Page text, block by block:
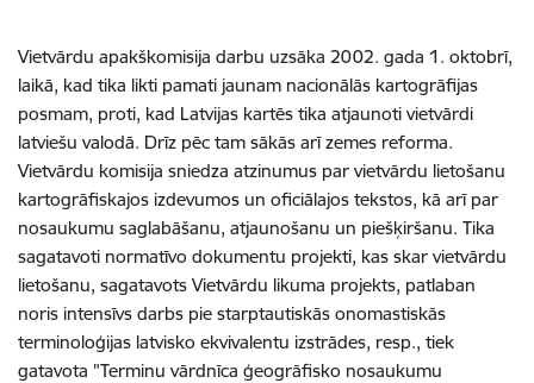
Vietvārdu apakškomisija darbu uzsāka 2002. gada 1. oktobrī,
laikā, kad tika likti pamati jaunam nacionālās kartogrāfijas
posmam, proti, kad Latvijas kartēs tika atjaunoti vietvārdi
latviešu valodā. Drīz pēc tam sākās arī zemes reforma.
Vietvārdu komisija sniedza atzinumus par vietvārdu lietošanu
kartogrāfiskajos izdevumos un oficiālajos tekstos, kā arī par
nosaukumu saglabāšanu, atjaunošanu un piešķiršanu. Tika
sagatavoti normatīvo dokumentu projekti, kas skar vietvārdu
lietošanu, sagatavots Vietvārdu likuma projekts, patlaban
noris intensīvs darbs pie starptautiskās onomastiskās
terminoloģijas latvisko ekvivalentu izstrādes, resp., tiek
gatavota "Terminu vārdnīca ģeogrāfisko nosaukumu